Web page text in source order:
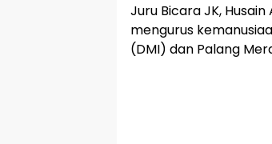
Juru Bicara JK,
mengurus
(DMI) dan Palang